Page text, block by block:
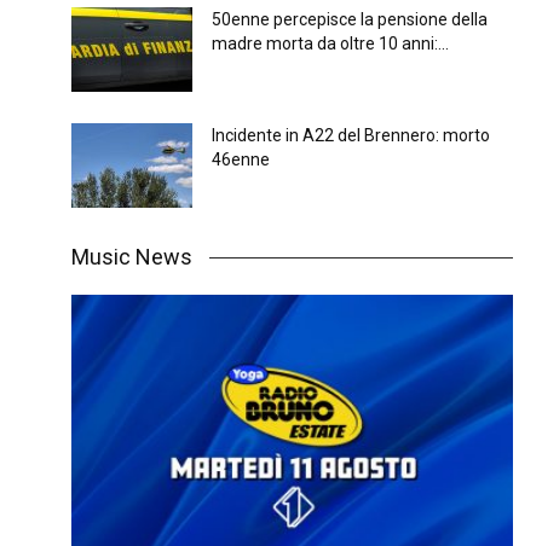
50enne percepisce la pensione della
madre morta da oltre 10 anni:...
Incidente in A22 del Brennero: morto
46enne
Music News